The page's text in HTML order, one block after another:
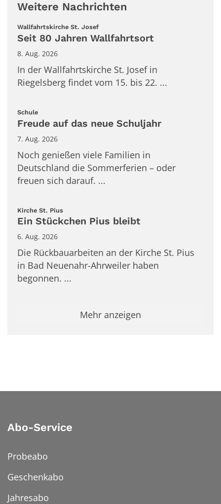
Weitere Nachrichten
Wallfahrtskirche St. Josef:
Seit 80 Jahren Wallfahrtsort
8. Aug. 2026
In der Wallfahrtskirche St. Josef in
Riegelsberg findet vom 15. bis 22. ...
Schule:
Freude auf das neue Schuljahr
7. Aug. 2026
Noch genießen viele Familien in
Deutschland die Sommerferien – oder
freuen sich darauf. ...
Kirche St. Pius:
Ein Stückchen Pius bleibt
6. Aug. 2026
Die Rückbauarbeiten an der Kirche St. Pius
in Bad Neuenahr-Ahrweiler haben
begonnen. ...
Mehr anzeigen
Abo-Service
Probeabo
Geschenkabo
Jahresabo